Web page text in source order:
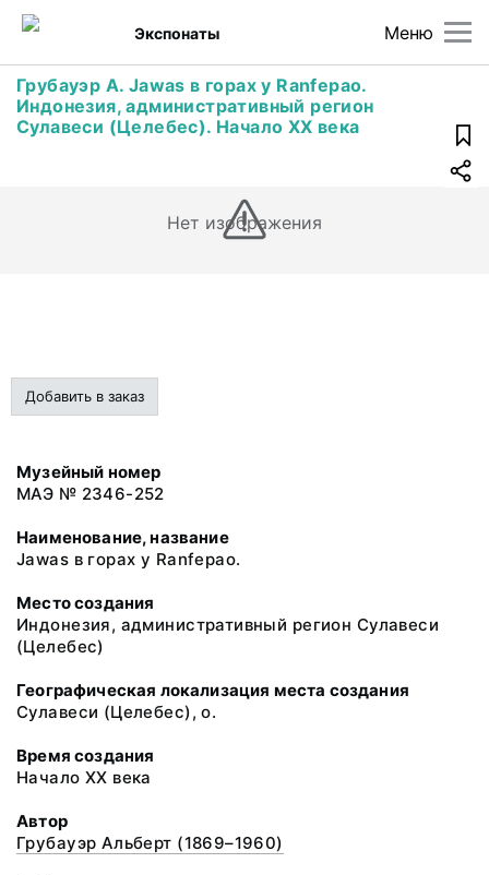
Меню
Экспонаты
Грубауэр А. Jawas в горах у Ranfepao.
Индонезия, административный регион
Сулавеси (Целебес). Начало XX века
Нет изображения
Добавить в заказ
Музейный номер
МАЭ № 2346-252
Наименование, название
Jawas в горах у Ranfepao.
Место создания
Индонезия, административный регион Сулавеси
(Целебес)
Географическая локализация места создания
Сулавеси (Целебес), о.
Время создания
Начало XX века
Автор
Грубауэр Альберт (1869–1960)